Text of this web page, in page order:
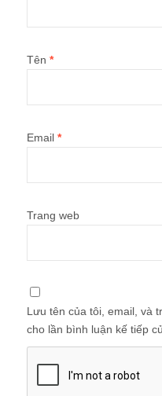
Tên *
Email *
Trang web
Lưu tên của tôi, email, và
cho lần bình luận kế tiếp